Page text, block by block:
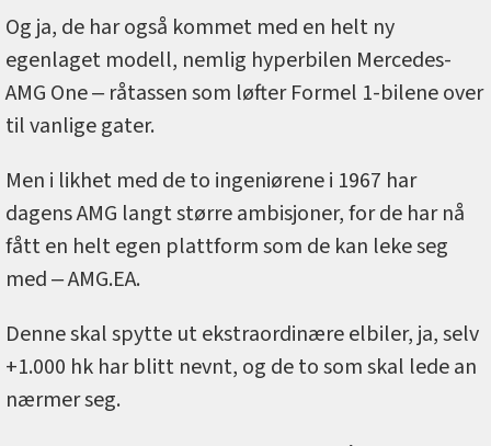
Og ja, de har også kommet med en helt ny
egenlaget modell, nemlig hyperbilen Mercedes-
AMG One ‒ råtassen som løfter Formel 1-bilene over
til vanlige gater.
Men i likhet med de to ingeniørene i 1967 har
dagens AMG langt større ambisjoner, for de har nå
fått en helt egen plattform som de kan leke seg
med ‒ AMG.EA.
Denne skal spytte ut ekstraordinære elbiler, ja, selv
+1.000 hk har blitt nevnt, og de to som skal lede an
nærmer seg.